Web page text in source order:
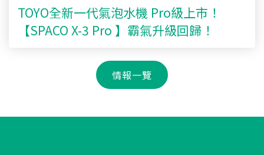
TOYO全新一代氣泡水機 Pro級上市！
【SPACO X-3 Pro 】霸氣升級回歸！
情報一覽